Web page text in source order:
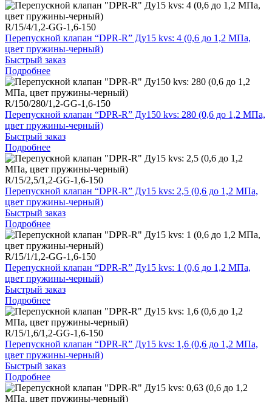
R/15/4/1,2-GG-1,6-150
Перепускной клапан “DPR-R” Ду15 kvs: 4 (0,6 до 1,2 МПа,
цвет пружины-черный)
Быстрый заказ
Подробнее
R/150/280/1,2-GG-1,6-150
Перепускной клапан “DPR-R” Ду150 kvs: 280 (0,6 до 1,2 МПа,
цвет пружины-черный)
Быстрый заказ
Подробнее
R/15/2,5/1,2-GG-1,6-150
Перепускной клапан “DPR-R” Ду15 kvs: 2,5 (0,6 до 1,2 МПа,
цвет пружины-черный)
Быстрый заказ
Подробнее
R/15/1/1,2-GG-1,6-150
Перепускной клапан “DPR-R” Ду15 kvs: 1 (0,6 до 1,2 МПа,
цвет пружины-черный)
Быстрый заказ
Подробнее
R/15/1,6/1,2-GG-1,6-150
Перепускной клапан “DPR-R” Ду15 kvs: 1,6 (0,6 до 1,2 МПа,
цвет пружины-черный)
Быстрый заказ
Подробнее